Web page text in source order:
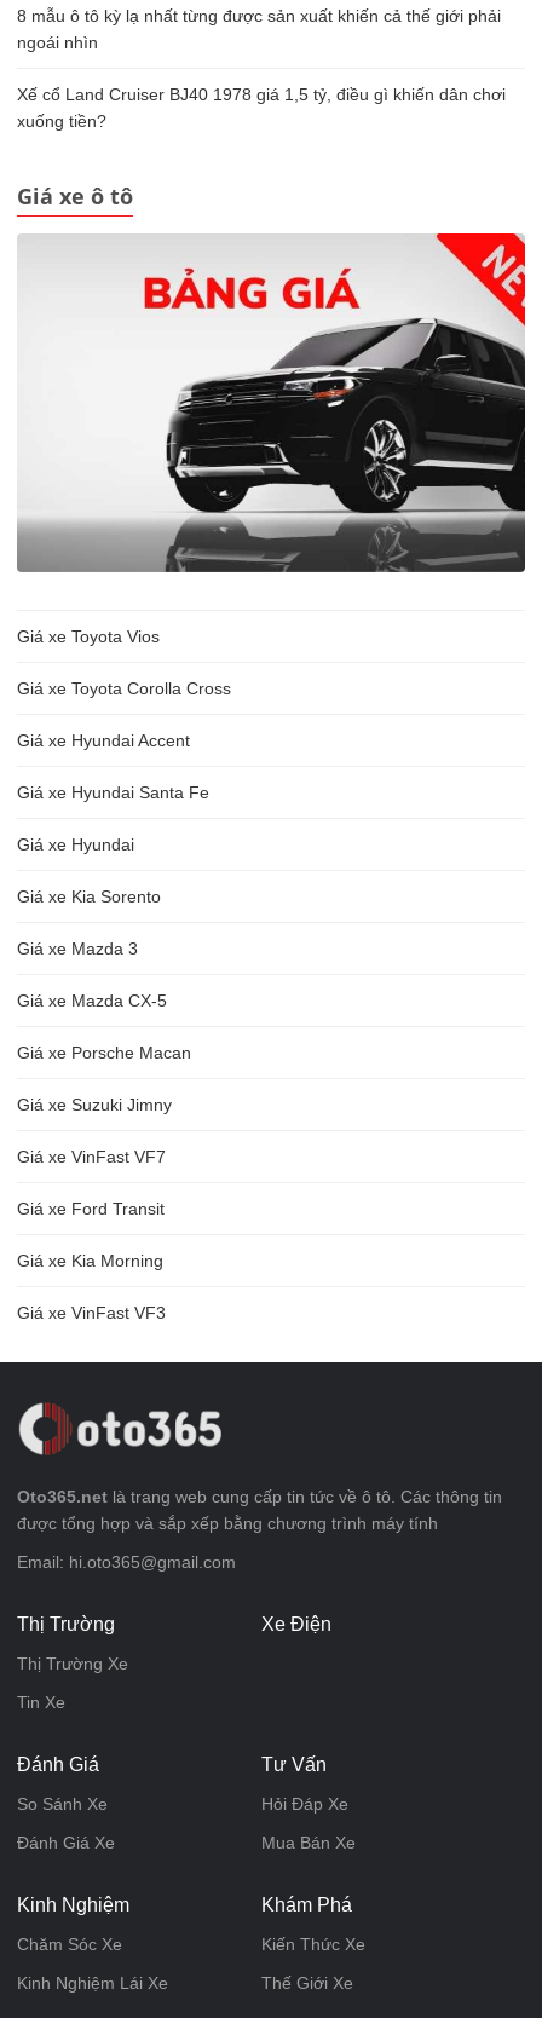
8 mẫu ô tô kỳ lạ nhất từng được sản xuất khiến cả thế giới phải
ngoái nhìn
Xế cổ Land Cruiser BJ40 1978 giá 1,5 tỷ, điều gì khiến dân chơi
xuống tiền?
Giá xe ô tô
Giá xe Toyota Vios
Giá xe Toyota Corolla Cross
Giá xe Hyundai Accent
Giá xe Hyundai Santa Fe
Giá xe Hyundai
Giá xe Kia Sorento
Giá xe Mazda 3
Giá xe Mazda CX-5
Giá xe Porsche Macan
Giá xe Suzuki Jimny
Giá xe VinFast VF7
Giá xe Ford Transit
Giá xe Kia Morning
Giá xe VinFast VF3
Oto365.net là trang web cung cấp tin tức về ô tô. Các thông tin
được tổng hợp và sắp xếp bằng chương trình máy tính
Email: hi.oto365@gmail.com
Thị Trường
Thị Trường Xe
Tin Xe
Xe Điện
Đánh Giá
So Sánh Xe
Đánh Giá Xe
Tư Vấn
Hỏi Đáp Xe
Mua Bán Xe
Kinh Nghiệm
Chăm Sóc Xe
Kinh Nghiệm Lái Xe
Khám Phá
Kiến Thức Xe
Thế Giới Xe